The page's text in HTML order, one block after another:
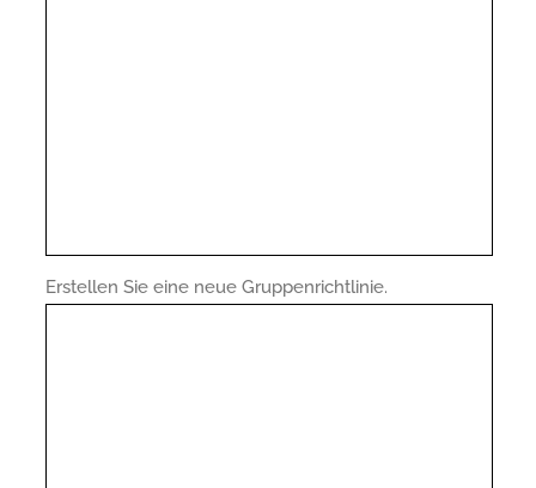
Erstellen Sie eine neue Gruppenrichtlinie.